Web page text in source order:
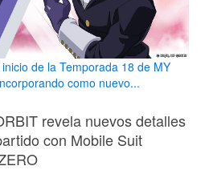
de la Temporada 18 de MY
como nuevo...
revela nuevos detalles
con Mobile Suit